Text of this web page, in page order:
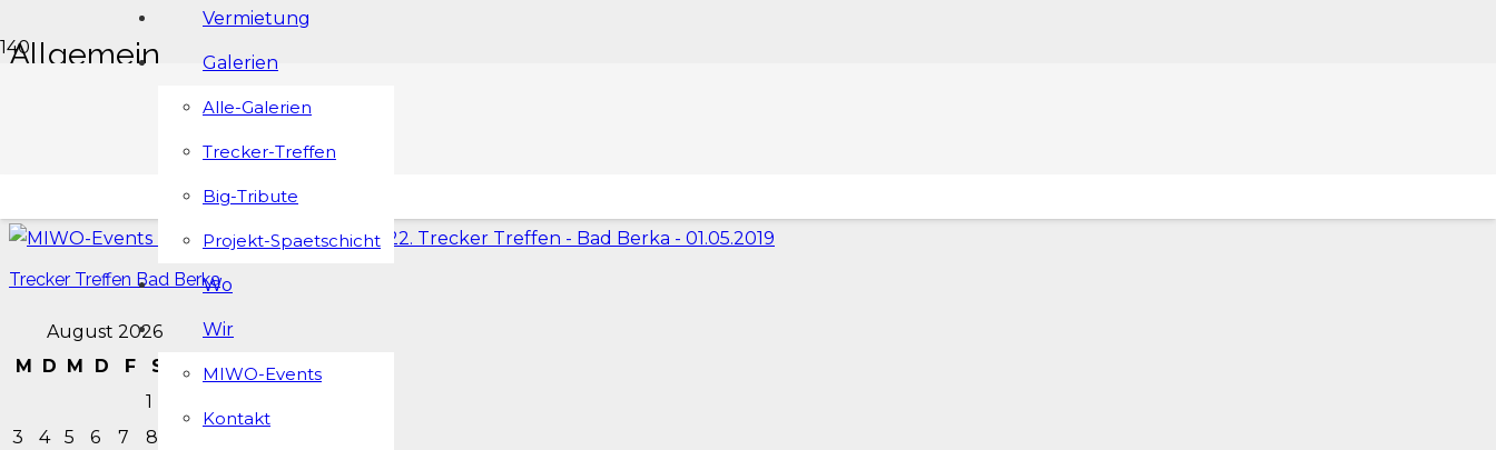
Vermietung
Galerien
Alle-Galerien
Trecker-Treffen
Big-Tribute
Projekt-Spaetschicht
Wo
Wir
MIWO-Events
Kontakt
Allgemein
Trecker Treffen Bad Berka
August 2026
M
D M D F S
S
1
3
4 5 6 7 8